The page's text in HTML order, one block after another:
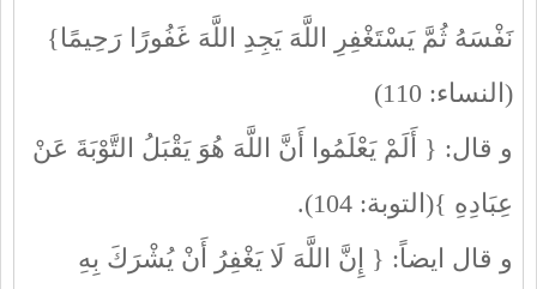
نَفْسَهُ ثُمَّ يَسْتَغْفِرِ اللَّهَ يَجِدِ اللَّهَ غَفُورًا رَحِيمًا}
(النساء: 110)
و قال: { أَلَمْ يَعْلَمُوا أَنَّ اللَّهَ هُوَ يَقْبَلُ التَّوْبَةَ عَنْ
عِبَادِهِ }(التوبة: 104).
و قال ايضاً: { إِنَّ اللَّهَ لَا يَغْفِرُ أَنْ يُشْرَكَ بِهِ